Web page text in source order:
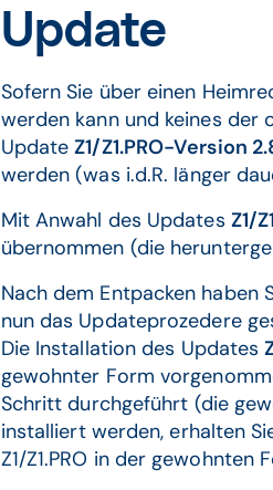
Update
Sofern Sie über einen
werden kann und keines der
UpdateZ1/Z1.PRO-Version
werden (was i.d.R. länger
Mit Anwahl des Updates Z1/
übernommen (die
Nach dem Entpacken haben
nun das Updateprozedere
Die Installation des Updates
gewohnter Form
Schritt durchgeführt (die
installiert werden, erhalten
Z1/Z1.PRO in der gewohnten